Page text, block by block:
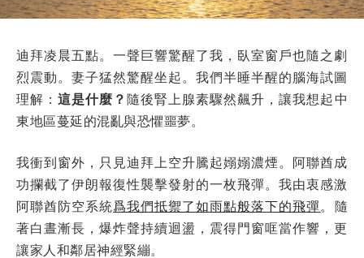
迪拜凌晨五點。一聲巨響驚醒了我，臥室窗戶也隨之劇
烈震動。妻子猛然驚醒坐起。我們半睡半醒的腦海試圖
理解：這是什麼？隨後腎上腺素驟然飆升，讓我想起中
東地區蔓延的混亂與恐懼噩夢。
我衝到窗外，只見迪拜上空升騰起嫋嫋濃煙。阿聯酋成
功攔截了伊朗報復性襲擊發射的一枚飛彈。我由衷感激
阿聯酋防空系統爲我們抵禦了如雨點般落下的飛彈。隨
著白晝漸長，爆炸聲持續迴盪，震得門窗哐當作響，更
讓家人和鄰居神經緊繃。